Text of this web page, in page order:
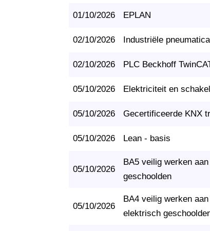
01/10/2026 EPLAN
02/10/2026 Industriële pneumatica
02/10/2026 PLC Beckhoff
05/10/2026 Elektriciteit en
05/10/2026 Gecertificeerde KNX
05/10/2026 Lean - basis
05/10/2026
BA5 veilig werken
geschoolden
05/10/2026
BA4 veilig werken
elektrisch